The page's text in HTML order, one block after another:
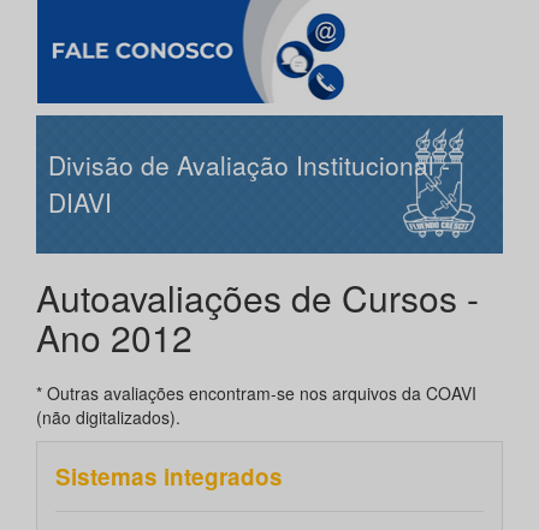
Divisão de Avaliação Institucional -
DIAVI
Autoavaliações de Cursos -
Ano 2012
* Outras avaliações encontram-se nos arquivos da COAVI
(não digitalizados).
Sistemas integrados